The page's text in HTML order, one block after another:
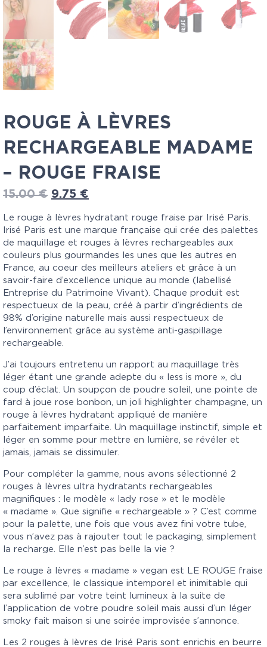
ROUGE À LÈVRES
RECHARGEABLE MADAME
– ROUGE FRAISE
15.00€ 9.75 €
Le rouge à lèvres hydratant rouge fraise par Irisé Paris.
Irisé Paris est une marque française qui crée des palettes
de maquillage et rouges à lèvres rechargeables aux
couleurs plus gourmandes les unes que les autres en
France, au coeur des meilleurs ateliers et grâce à un
savoir-faire d’excellence unique au monde (labellisé
Entreprise du Patrimoine Vivant). Chaque produit est
respectueux de la peau, créé à partir d’ingrédients de
98% d’origine naturelle mais aussi respectueux de
l’environnement grâce au système anti-gaspillage
rechargeable.
J’ai toujours entretenu un rapport au maquillage très
léger étant une grande adepte du « less is more », du
coup d’éclat. Un soupçon de poudre soleil, une pointe de
fard à joue rose bonbon, un joli highlighter champagne, un
rouge à lèvres hydratant appliqué de manière
parfaitement imparfaite. Un maquillage instinctif, simple et
léger en somme pour mettre en lumière, se révéler et
jamais, jamais se dissimuler.
Pour compléter la gamme, nous avons sélectionné 2
rouges à lèvres ultra hydratants rechargeables
magnifiques : le modèle « lady rose » et le modèle
« madame ». Que signifie « rechargeable » ? C’est comme
pour la palette, une fois que vous avez fini votre tube,
vous n’avez pas à rajouter tout le packaging, simplement
la recharge. Elle n’est pas belle la vie ?
Le rouge à lèvres « madame » vegan est LE ROUGE fraise
par excellence, le classique intemporel et inimitable qui
sera sublimé par votre teint lumineux à la suite de
l’application de votre poudre soleil mais aussi d’un léger
smoky fait maison si une soirée improvisée s’annonce.
Les 2 rouges à lèvres de Irisé Paris sont enrichis en beurre